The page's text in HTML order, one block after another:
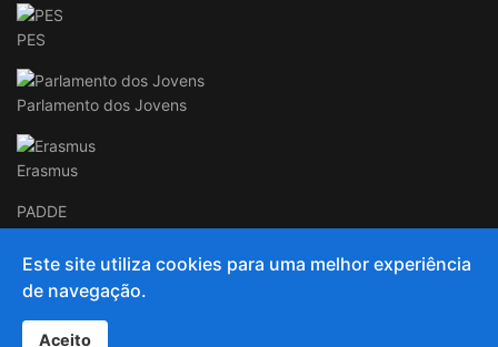
PES
Parlamento dos Jovens
Erasmus
PADDE
© 2020 and Beyond AECC
Este site utiliza cookies para uma melhor experiência
de navegação.
Aceito